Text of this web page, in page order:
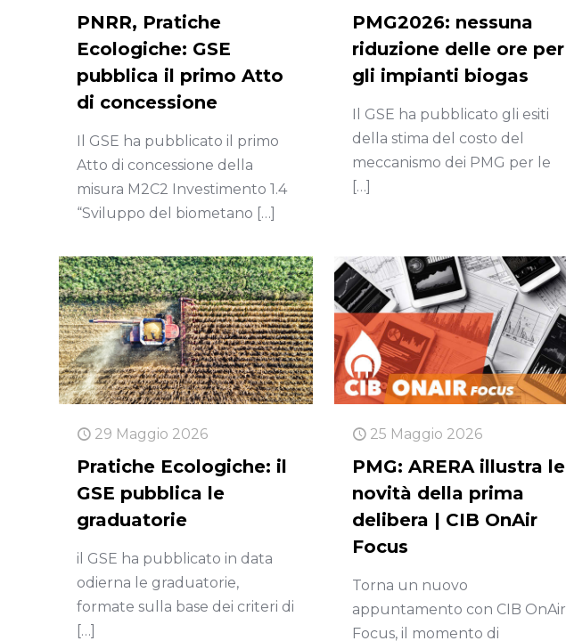
PNRR, Pratiche
Ecologiche: GSE
pubblica il primo Atto
di concessione
Il GSE ha pubblicato il primo
Atto di concessione della
misura M2C2 Investimento 1.4
“Sviluppo del biometano […]
PMG2026: nessuna
riduzione delle ore per
gli impianti biogas
Il GSE ha pubblicato gli esiti
della stima del costo del
meccanismo dei PMG per le
[…]
29 Maggio 2026
Pratiche Ecologiche: il
GSE pubblica le
graduatorie
il GSE ha pubblicato in data
odierna le graduatorie,
formate sulla base dei criteri di
[…]
25 Maggio 2026
PMG: ARERA illustra le
novità della prima
delibera |​​​​​​​ CIB OnAir
Focus
Torna un nuovo
appuntamento con CIB OnAir
Focus, il momento di